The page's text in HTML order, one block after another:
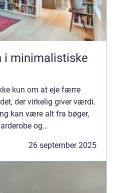
i minimalistiske
kun om at eje færre
der virkelig giver værdi.
kan være alt fra bøger,
og
26 september 2025